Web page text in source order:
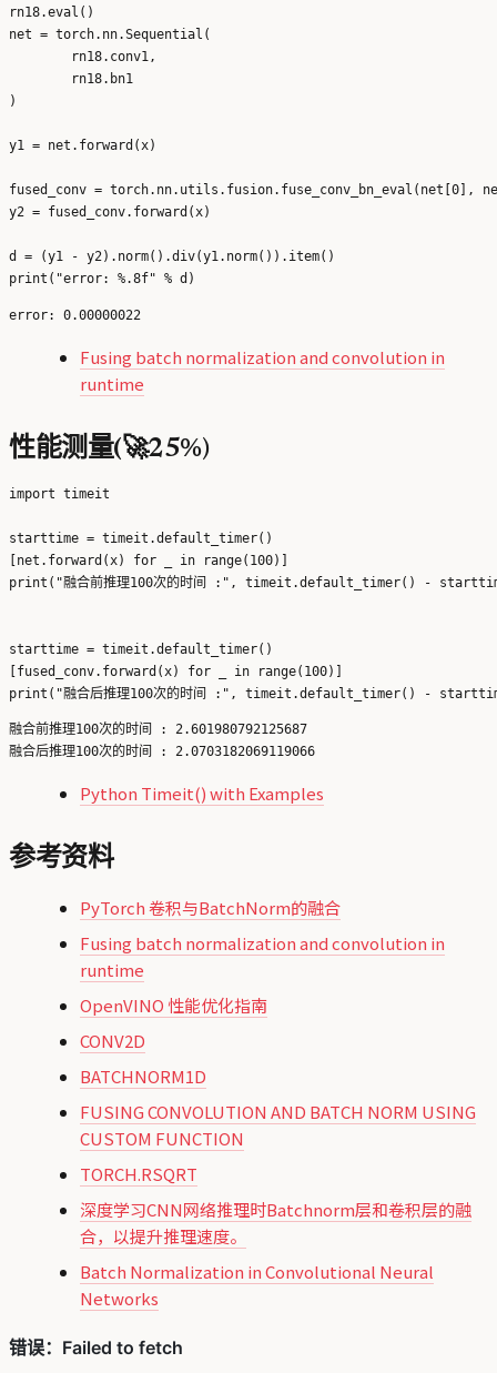
rn18.eval()
net = torch.nn.Sequential(
)
y1 = net.forward(x)
fused_conv = torch.nn.utils.fusion.fuse_conv_bn_eval(net[0],
y2 = fused_conv.forward(x)
d = (y1 - y2).norm().div(y1.norm()).item()
Fusing batch normalization and convolution in
runtime
性能测量(🚀25%)
import timeit
starttime = timeit.default_timer()
[net.forward(x) for _ in range(100)]
print("融合前推理100次的时间 :", timeit.default_timer() -
starttime = timeit.default_timer()
[fused_conv.forward(x) for _ in range(100)]
融合前推理100次的时间 : 2.601980792125687
Python Timeit() with Examples
参考资料
PyTorch 卷积与BatchNorm的融合
Fusing batch normalization and convolution in
runtime
OpenVINO 性能优化指南
CONV2D
BATCHNORM1D
FUSING CONVOLUTION AND BATCH NORM USING
CUSTOM FUNCTION
TORCH.RSQRT
深度学习CNN网络推理时Batchnorm层和卷积层的融
合，以提升推理速度。
Batch Normalization in Convolutional Neural
Networks